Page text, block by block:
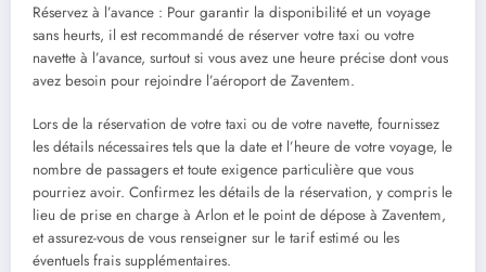
Réservez à l’avance : Pour garantir la disponibilité et un voyage
sans heurts, il est recommandé de réserver votre taxi ou votre
navette à l’avance, surtout si vous avez une heure précise dont vous
avez besoin pour rejoindre l’aéroport de Zaventem.
Lors de la réservation de votre taxi ou de votre navette, fournissez
les détails nécessaires tels que la date et l’heure de votre voyage, le
nombre de passagers et toute exigence particulière que vous
pourriez avoir. Confirmez les détails de la réservation, y compris le
lieu de prise en charge à Arlon et le point de dépose à Zaventem,
et assurez-vous de vous renseigner sur le tarif estimé ou les
éventuels frais supplémentaires.